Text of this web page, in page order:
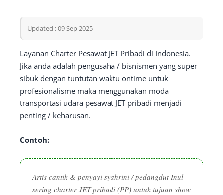
Updated : 09 Sep 2025
Layanan Charter Pesawat JET Pribadi di Indonesia.
Jika anda adalah pengusaha / bisnismen yang super
sibuk dengan tuntutan waktu ontime untuk
profesionalisme maka menggunakan moda
transportasi udara pesawat JET pribadi menjadi
penting / keharusan.
Contoh:
Artis cantik & penyayi syahrini / pedangdut Inul
sering charter JET pribadi (PP) untuk tujuan show